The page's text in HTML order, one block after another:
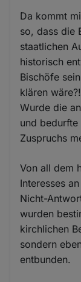
Da kommt
so, dass die
staatlichen
historisch
Bischöfe
klären
Wurde die
und
Zuspruchs
Von all dem
Interesses
Nicht-
wurden
kirchlichen
sondern
entbunden.